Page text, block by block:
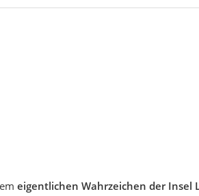
eigentlichen Wahrzeichen der Insel